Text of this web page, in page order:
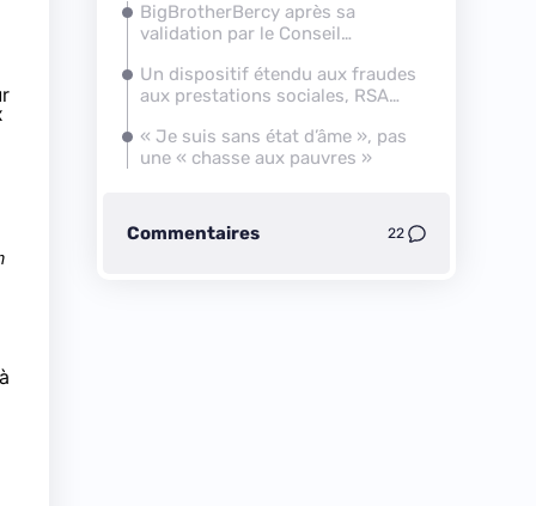
BigBrotherBercy après sa
validation par le Conseil
Un dispositif étendu aux fraudes
aux prestations sociales, RSA
« Je suis sans état d’âme », pas
une « chasse aux pauvres »
Commentaires 22